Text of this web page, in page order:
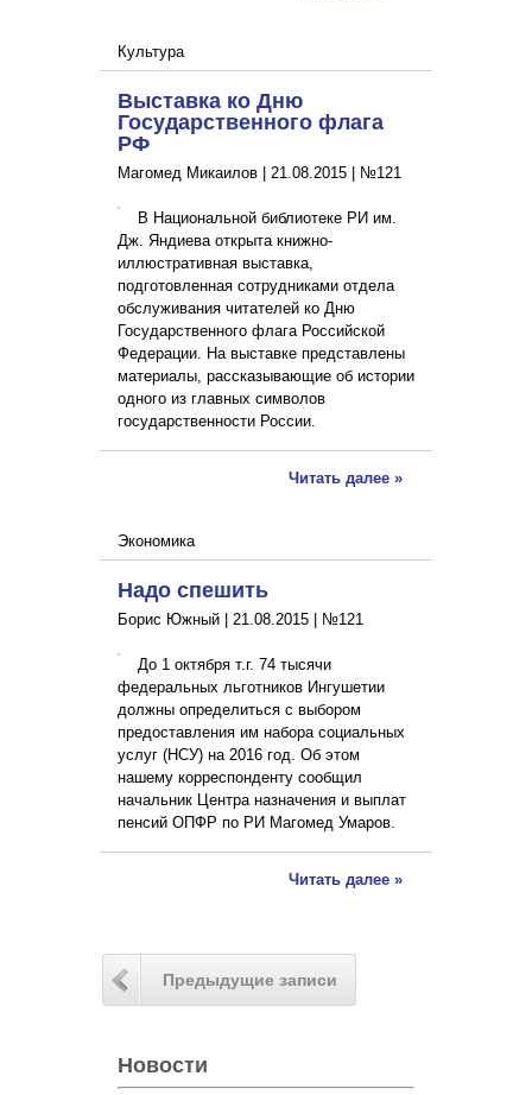
Культура
Выставка ко Дню
Государственного флага
РФ
Магомед Микаилов | 21.08.2015 №121
В Национальной библиотеке РИ им.
Дж. Яндиева открыта книжно-
иллюстративная выставка,
подготовленная сотрудниками отдела
обслуживания читателей ко Дню
Государственного флага Российской
Федерации. На выставке представлены
материалы, рассказывающие об истории
одного из главных символов
государственности России.
Читать далее »
Экономика
Надо спешить
Борис Южный | 21.08.2015 №121
До 1 октября т.г. 74 тысячи
федеральных льготников Ингушетии
должны определиться с выбором
предоставления им набора социальных
услуг (НСУ) на 2016 год. Об этом
нашему корреспонденту сообщил
начальник Центра назначения и выплат
пенсий ОПФР по РИ Магомед Умаров.
Читать далее »
Предыдущие записи
Новости